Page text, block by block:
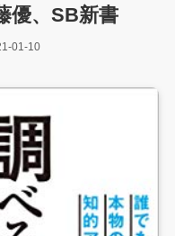
優、SB新書
01-10